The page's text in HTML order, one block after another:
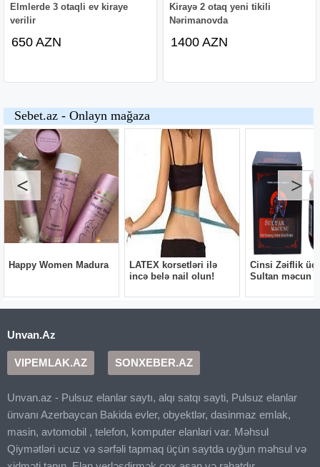
Elmlerde 3 otaqli ev kiraye
verilir
650 AZN
Kirayə 2 otaq yeni tikili
Nərimanovda
1400 AZN
Unvan.Az
VIPEMLAK.AZ SONXEBER.AZ
Unvan.az - Pulsuz elanlar saytı, alqı satqı sayti, Pulsuz elanlar
ünvanı Azerbaycan Bakida evler, obyektlər, dasinmaz emlak,
masin, avtomobil , telefon, komputer elanlari var. Məhsul
Qiymətləri ucuz və sərfəli tapmaq üçün saytda uyğun məhsul və